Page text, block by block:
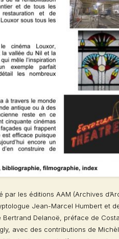
par les éditions AAM (Archives
Jean-Marcel Humbert et
Bertrand Delanoë, préface de
avec des contributions de